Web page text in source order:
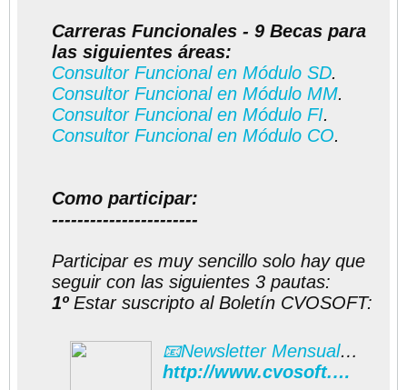
Carreras Funcionales - 9 Becas para
las siguientes áreas:
Consultor Funcional en Módulo SD.
Consultor Funcional en Módulo MM.
Consultor Funcional en Módulo FI.
Consultor Funcional en Módulo CO.
Como participar:
-----------------------
Participar es muy sencillo solo hay que
seguir con las siguientes 3 pautas:
1ºEstar suscripto al Boletín CVOSOFT:
📧Newsletter Mensual CVOSOFT
http://www.cvosoft.com/boletines/boletines_esap.php#formulario